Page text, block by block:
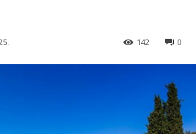
0
142